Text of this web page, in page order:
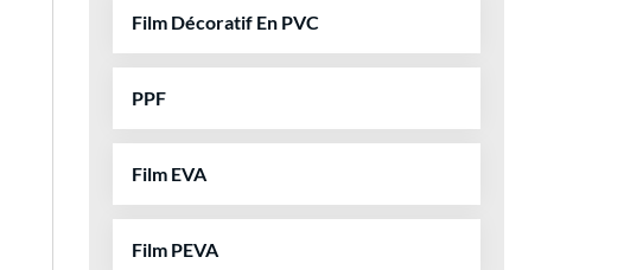
Film Décoratif En PVC
PPF
Film EVA
Film PEVA